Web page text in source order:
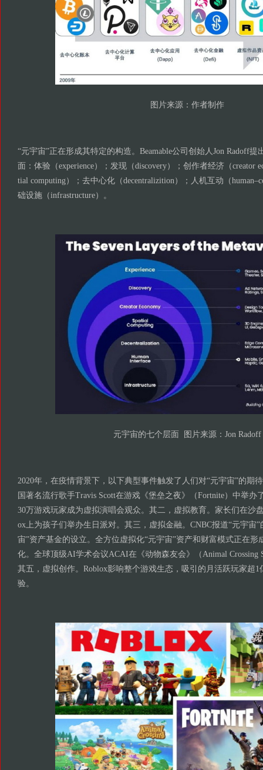
图片来源：作者制作
“元宇宙”正在形成其特定的构造。Beamable公司创始人Jon Radoff提
面：体验（experience）；发现（discovery）；创作者经济（creator
tial computing）；去中心化（decentralizition）；人机互动（
础设施（infrastructure）。
元宇宙的七个层面 图片来源：Jon Radoff
2020年，在疫情背景下，以下典型事件触发了人们对“元宇宙”的期
国著名流行歌手Travis Scott在游戏《堡垒之夜》（Fortnite）中举办
30万游戏玩家成为虚拟演唱会观众。其二，虚拟教育。家长们在沙
ox上为孩子们举办生日派对。其三，虚拟金融。CNBC报道“元宇宙
宙”资产基金的设立。全方位虚拟化“元宇宙”资产和财富模式正在形
化。全球顶级AI学术会议ACAI在《动物森友会》（Animal Crossing
其五，虚拟创作。Roblox影响整个游戏生态，吸引的月活跃玩家超1
验。